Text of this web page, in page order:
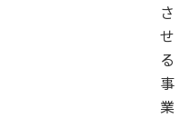
さ
せ
る
事
業